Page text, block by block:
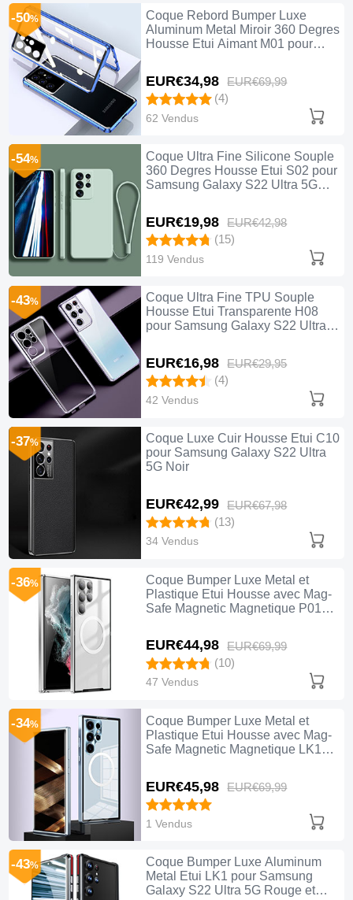
Coque Rebord Bumper Luxe
Aluminum Metal Miroir 360 Degres
Housse Etui Aimant M01 pour
EUR€34,98 EUR€69,99
-50%
(4)
62 Vendus
Coque Ultra Fine Silicone Souple
360 Degres Housse Etui S02 pour
Samsung Galaxy S22 Ultra 5G
EUR€19,98 EUR€42,98
-54%
(15)
119 Vendus
Coque Ultra Fine TPU Souple
Housse Etui Transparente H08
pour Samsung Galaxy S22 Ultra
EUR€16,98 EUR€29,95
-43%
(4)
42 Vendus
Coque Luxe Cuir Housse Etui C10
pour Samsung Galaxy S22 Ultra
5G Noir
EUR€42,99 EUR€67,98
-37%
(13)
34 Vendus
Coque Bumper Luxe Metal et
Plastique Etui Housse avec Mag-
Safe Magnetic Magnetique P01
EUR€44,98 EUR€69,99
-36%
(10)
47 Vendus
Coque Bumper Luxe Metal et
Plastique Etui Housse avec Mag-
Safe Magnetic Magnetique LK1
EUR€45,98 EUR€69,99
-34%
1 Vendus
Coque Bumper Luxe Aluminum
Metal Etui LK1 pour Samsung
Galaxy S22 Ultra 5G Rouge et
-43%